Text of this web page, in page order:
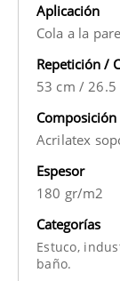
Aplicación
Cola a la
Repetición /
53 cm /26.5
Composición
Acrilatex
Espesor
180 gr/m2
Categorías
Estuco,
baño.